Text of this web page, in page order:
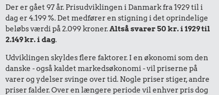
Der er gået 97 år. Prisudviklingen i Danmark fra 1929 til i
dag er 4.199 %. Det medfører en stigning i det oprindelige
beløbs værdi på 2.099 kroner.Altså svarer 50 kr. i 1929 til
2.149 kr. i dag.
Udviklingen skyldes flere faktorer. I en økonomi som den
danske - også kaldet markedsøkonomi - vil priserne på
varer og ydelser svinge over tid. Nogle priser stiger, andre
priser falder. Over en længere periode vil enhver pris dog